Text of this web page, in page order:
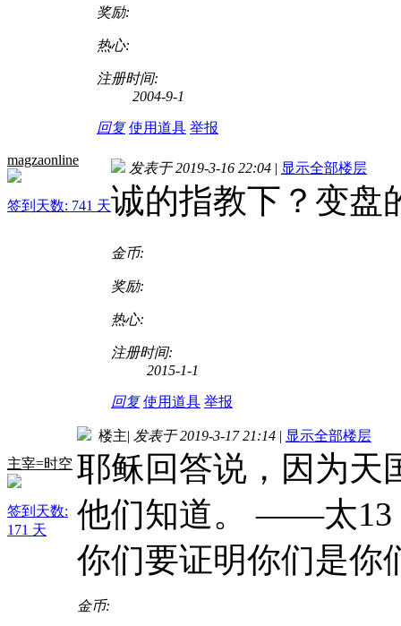
奖励:
热心:
注册时间:
2004-9-1
回复 使用道具 举报
magzaonline
签到天数: 741 天
发表于 2019-3-16 22:04 | 显示全部楼层
诚的指教下？变盘
金币:
奖励:
热心:
注册时间:
2015-1-1
回复 使用道具 举报
主宰=时空
签到天数:
171 天
楼主| 发表于 2019-3-17 21:14 | 显示全部楼层
耶稣回答说，因为天
他们知道。 ——太13
你们要证明你们是你
金币: